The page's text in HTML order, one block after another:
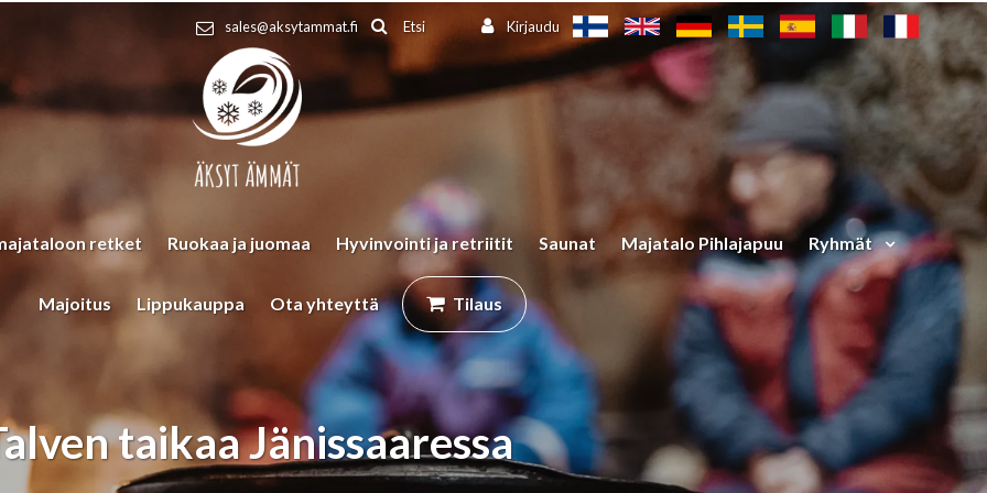
sales@aksytammat.fi Etsi Kirjaudu
retket Ruokaa ja juomaa Hyvinvointi ja retriitit Saunat Majatalo Pihlajapuu Ryhmät
Majoitus Lippukauppa Ota yhteyttä Tilaus
taikaa Jänissaaressa